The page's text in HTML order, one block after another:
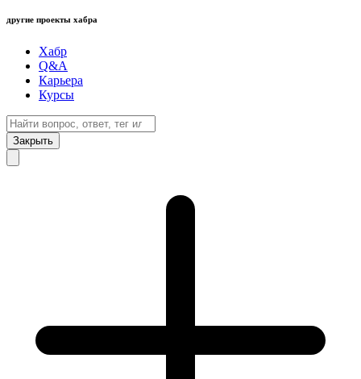
другие проекты хабра
Хабр
Q&A
Карьера
Курсы
Закрыть